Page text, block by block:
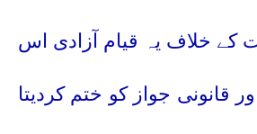
کے خلاف یہ قیام آزادی اس
قانونی جواز کو ختم کردیتا